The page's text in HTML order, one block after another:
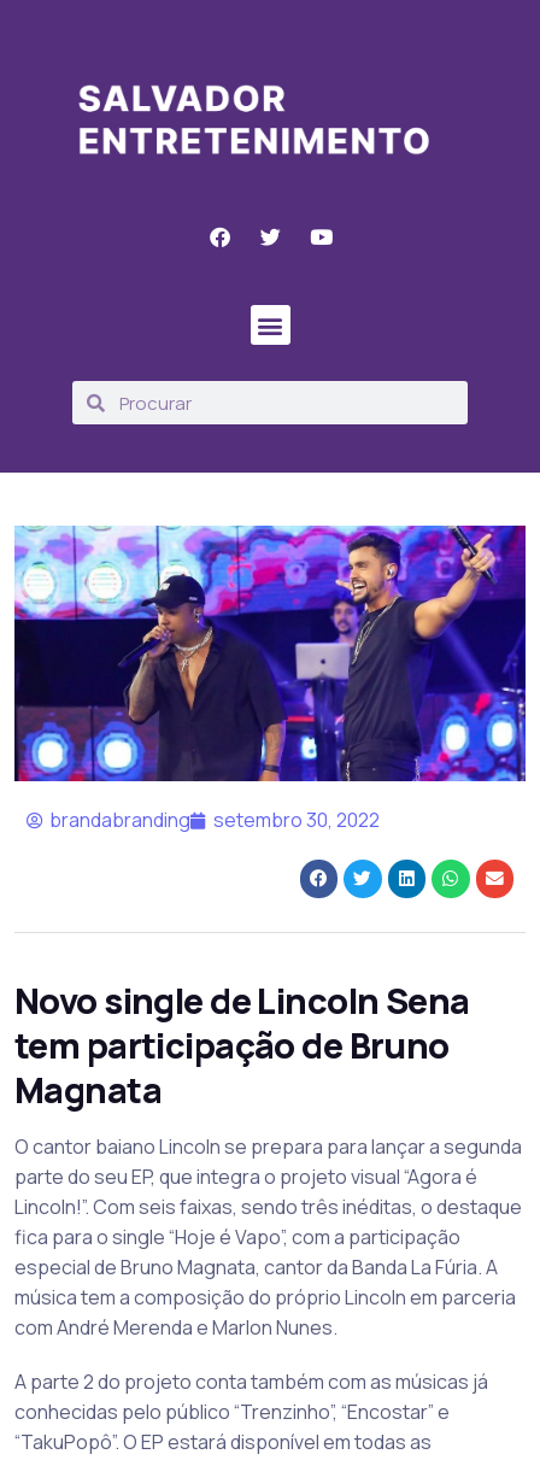
brandabranding setembro 30, 2022
Novo single de Lincoln Sena
tem participação de Bruno
Magnata
O cantor baiano Lincoln se prepara para lançar a segunda
parte do seu EP, que integra o projeto visual “Agora é
Lincoln!”. Com seis faixas, sendo três inéditas, o destaque
fica para o single “Hoje é Vapo”, com a participação
especial de Bruno Magnata, cantor da Banda La Fúria. A
música tem a composição do próprio Lincoln em parceria
com André Merenda e Marlon Nunes.
A parte 2 do projeto conta também com as músicas já
conhecidas pelo público “Trenzinho”, “Encostar” e
“TakuPopô”. O EP estará disponível em todas as